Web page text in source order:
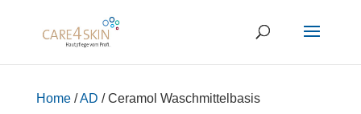
Home/AD / Ceramol Waschmittelbasis